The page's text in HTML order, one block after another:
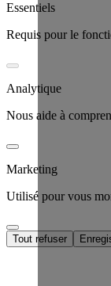
Essentiels
Requis pour le
Analytique
Nous aide à
Marketing
Utilisé pour vous
Tout refuser